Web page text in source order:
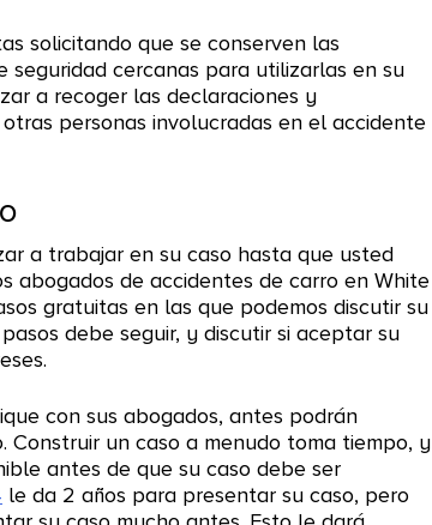
solicitando que se conserven las
seguridad cercanas para utilizarlas en su
a recoger las declaraciones y
personas involucradas en el accidente
a trabajar en su caso hasta que usted
abogados de accidentes de carro en White
gratuitas en las que podemos discutir su
debe seguir, y discutir si aceptar su
con sus abogados, antes podrán
Construir un caso a menudo toma tiempo, y
antes de que su caso debe ser
le da 2 años para presentar su caso, pero